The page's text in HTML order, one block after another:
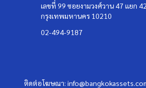
เลขที่ 99 ซอยงามวงศ์วาน 47 แยก
กรุงเทพมหานคร 10210
02-494-9187
ติดต่อโฆษณา: